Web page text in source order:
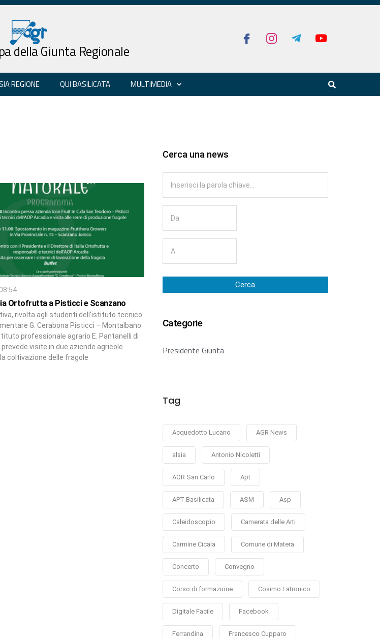
della Giunta Regionale
REGIONE QUI BASILICATA MULTIMEDIA
Ortofrutta a Pisticci e Scanzano
rivolta agli studenti dell’istituto tecnico
G. Cerabona Pisticci – Montalbano
professionale agrario E. Pantanelli di
visite in due aziende agricole
coltivazione delle fragole
Cerca una news
Cerca
Categorie
Presidente Giunta
Tag
Acquedotto Lucano AGR News
alsia Antonio Nicoletti
AOR San Carlo Apt
APT Basilicata ASM Asp
Caleidoscopio Camerata delle Arti
Carmine Cicala Comune di Matera
Concerto Convegno
Corso di formazione Cosimo Latronico
Digitale Facile Facebook
Ferrandina Francesco Cupparo